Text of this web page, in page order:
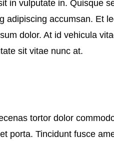
in vulputate in. Quisque
accumsan. Et
dolor. At id vehicula
sit vitae nunc at.
tortor dolor
porta. Tincidunt fusce